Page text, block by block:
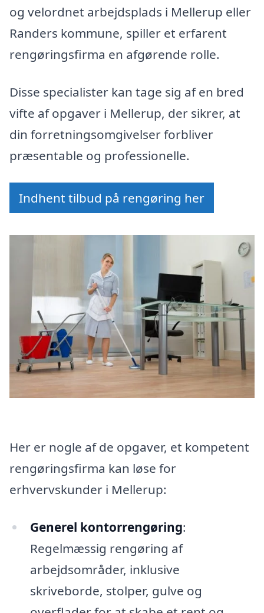
og velordnet arbejdsplads i Mellerup eller
Randers kommune, spiller et erfarent
rengøringsfirma en afgørende rolle.
Disse specialister kan tage sig af en bred
vifte af opgaver i Mellerup, der sikrer, at
din forretningsomgivelser forbliver
præsentable og professionelle.
Indhent tilbud på rengøring her
Her er nogle af de opgaver, et kompetent
rengøringsfirma kan løse for
erhvervskunder i Mellerup:
Generel kontorrengøring:
Regelmæssig rengøring af
arbejdsområder, inklusive
skriveborde, stolper, gulve og